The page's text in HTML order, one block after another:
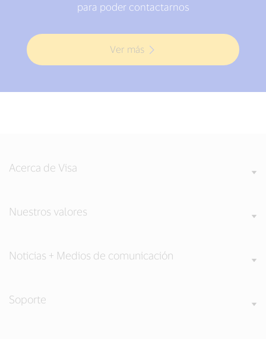
para poder contactarnos
Ver más
Acerca de Visa
Nuestros valores
Noticias + Medios de comunicación
Soporte